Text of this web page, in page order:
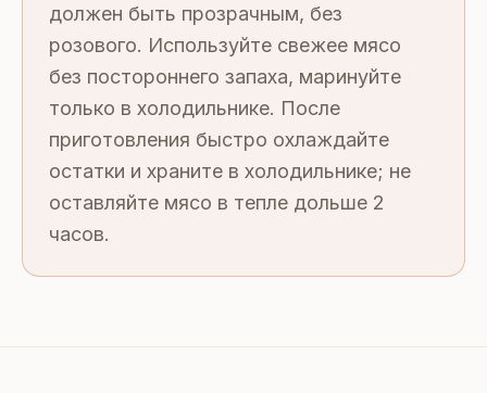
должен быть прозрачным, без
розового. Используйте свежее мясо
без постороннего запаха, маринуйте
только в холодильнике. После
приготовления быстро охлаждайте
остатки и храните в холодильнике; не
оставляйте мясо в тепле дольше 2
часов.